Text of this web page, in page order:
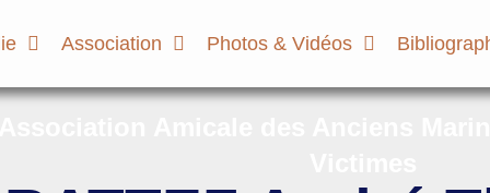
Association Photos & Vidéos